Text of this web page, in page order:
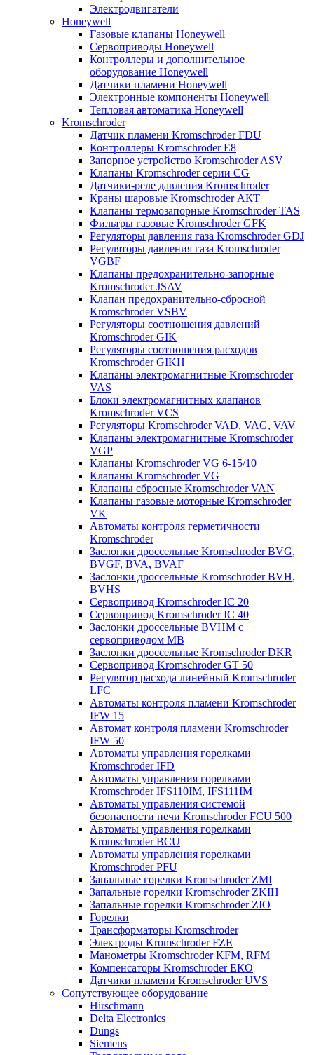
Электродвигатели
Honeywell
Газовые клапаны Honeywell
Сервоприводы Honeywell
Контроллеры и дополнительное
оборудование Honeywell
Датчики пламени Honeywell
Электронные компоненты Honeywell
Тепловая автоматика Honeywell
Kromschroder
Датчик пламени Kromschroder FDU
Контроллеры Kromschroder E8
Запорное устройство Kromschroder ASV
Клапаны Kromschroder серии CG
Датчики-реле давления Kromschroder
Краны шаровые Kromschroder АКТ
Клапаны термозапорные Kromschroder TAS
Фильтры газовые Kromschroder GFK
Регуляторы давления газа Kromschroder GDJ
Регуляторы давления газа Kromschroder
VGBF
Клапаны предохранительно-запорные
Kromschroder JSAV
Клапан предохранительно-сбросной
Kromschroder VSBV
Регуляторы соотношения давлений
Kromschroder GIK
Регуляторы соотношения расходов
Kromschroder GIKH
Клапаны электромагнитные Kromschroder
VAS
Блоки электромагнитных клапанов
Kromschroder VCS
Регуляторы Kromschroder VAD, VAG, VAV
Клапаны электромагнитные Kromschroder
VGP
Клапаны Kromschroder VG 6-15/10
Клапаны Kromschroder VG
Клапаны сбросные Kromschroder VAN
Клапаны газовые моторные Kromschroder
VK
Автоматы контроля герметичности
Kromschroder
Заслонки дроссельные Kromschroder BVG,
BVGF, BVA, BVAF
Заслонки дроссельные Kromschroder BVH,
BVHS
Сервопривод Kromschroder IC 20
Сервопривод Kromschroder IC 40
Заслонки дроссельные BVHM с
сервоприводом МВ
Заслонки дроссельные Kromschroder DKR
Cервопривод Kromschroder GT 50
Регулятор расхода линейный Kromschroder
LFC
Автоматы контроля пламени Kromschroder
IFW 15
Автомат контроля пламени Kromschroder
IFW 50
Автоматы управления горелками
Kromschroder IFD
Автоматы управления горелками
Kromschroder IFS110IM, IFS111IM
Автоматы управления системой
безопасности печи Kromschroder FCU 500
Автоматы управления горелками
Kromschroder BCU
Автоматы управления горелками
Kromschroder PFU
Запальные горелки Kromschroder ZМI
Запальные горелки Kromschroder ZKIH
Запальные горелки Kromschroder ZIO
Горелки
Трансформаторы Kromschroder
Электроды Kromschroder FZE
Манометры Kromschroder KFM, RFM
Компенсаторы Kromschroder ЕКО
Датчики пламени Kromschroder UVS
Сопутствующее оборудование
Hirschmann
Delta Electronics
Dungs
Siemens